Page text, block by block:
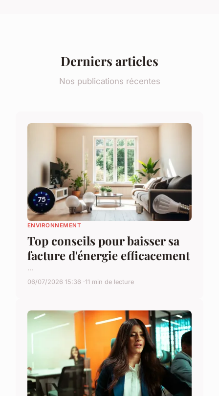
Derniers articles
Nos publications récentes
ENVIRONNEMENT
Top conseils pour baisser sa
facture d'énergie efficacement
...
06/07/2026 15:36 11 min de lecture